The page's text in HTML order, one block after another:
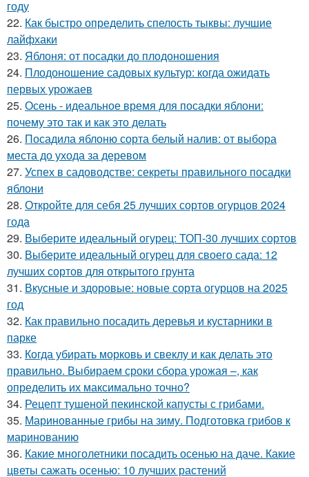
году
22. Как быстро определить спелость тыквы: лучшие
лайфхаки
23. Яблоня: от посадки до плодоношения
24. Плодоношение садовых культур: когда ожидать
первых урожаев
25. Осень - идеальное время для посадки яблони:
почему это так и как это делать
26. Посадила яблоню сорта белый налив: от выбора
места до ухода за деревом
27. Успех в садоводстве: секреты правильного посадки
яблони
28. Откройте для себя 25 лучших сортов огурцов 2024
года
29. Выберите идеальный огурец: ТОП-30 лучших сортов
30. Выберите идеальный огурец для своего сада: 12
лучших сортов для открытого грунта
31. Вкусные и здоровые: новые сорта огурцов на 2025
год
32. Как правильно посадить деревья и кустарники в
парке
33. Когда убирать морковь и свеклу и как делать это
правильно. Выбираем сроки сбора урожая –, как
определить их максимально точно?
34. Рецепт тушеной пекинской капусты с грибами.
35. Маринованные грибы на зиму. Подготовка грибов к
маринованию
36. Какие многолетники посадить осенью на даче. Какие
цветы сажать осенью: 10 лучших растений